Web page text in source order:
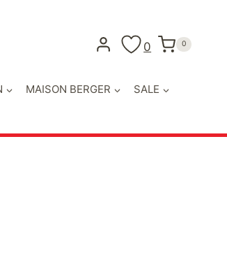
0 0
MAISON BERGER SALE